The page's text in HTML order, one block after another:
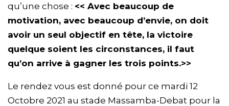
qu’une chose : << Avec beaucoup de
motivation, avec beaucoup d’envie, on doit
avoir un seul objectif en tête, la victoire
quelque soient les circonstances, il faut
qu’on arrive à gagner les trois points.>>
Le rendez vous est donné pour ce mardi 12
Octobre 2021 au stade Massamba-Debat pour la